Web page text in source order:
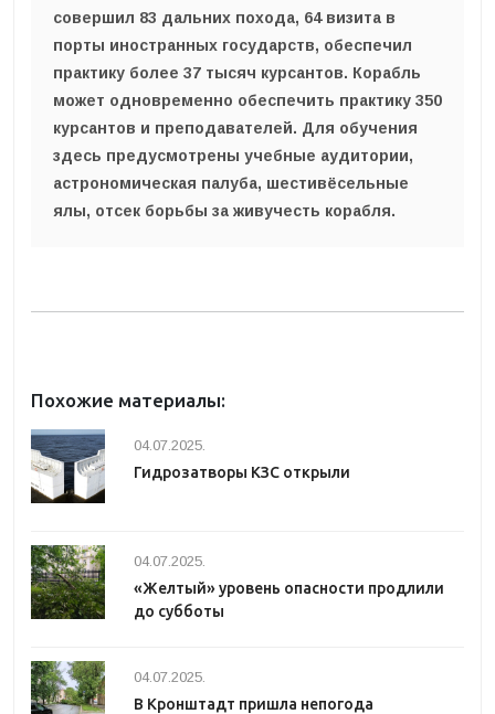
совершил 83 дальних похода, 64 визита в
порты иностранных государств, обеспечил
практику более 37 тысяч курсантов. Корабль
может одновременно обеспечить практику 350
курсантов и преподавателей. Для обучения
здесь предусмотрены учебные аудитории,
астрономическая палуба, шестивёсельные
ялы, отсек борьбы за живучесть корабля.
Похожие материалы:
04.07.2025.
Гидрозатворы КЗС открыли
04.07.2025.
«Желтый» уровень опасности продлили
до субботы
04.07.2025.
В Кронштадт пришла непогода